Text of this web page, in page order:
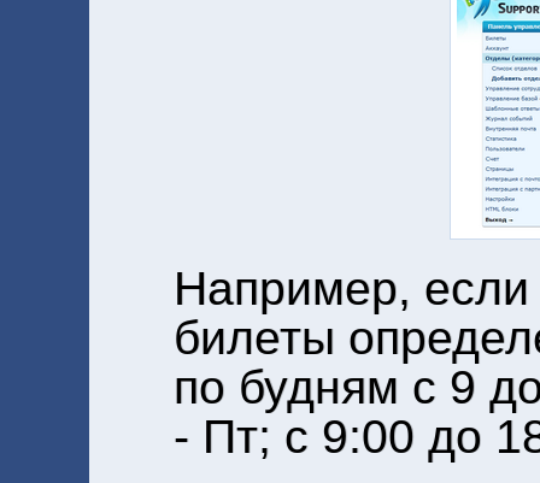
Например, если
билеты
по будням с 9
- Пт; с 9:00 до